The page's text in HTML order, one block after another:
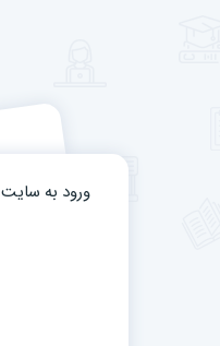
ورود به سایت